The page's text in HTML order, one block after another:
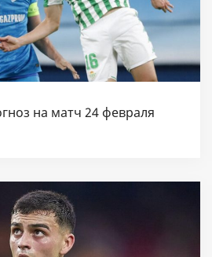
на матч 24 февраля